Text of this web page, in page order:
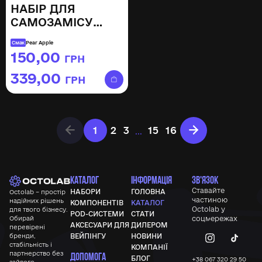
НАБІР ДЛЯ
САМОЗАМІСУ
OCTOBAR NFT
PEAR APPLE, 30ML
Смак Pear Apple
150,00 ГРН
–
339,00 ГРН
1 2 3 … 15 16
Octolab – простір
надійних рішень
для твого бізнесу.
Обирай
перевірені
бренди,
стабільність і
партнерство без
КАТАЛОГ
НАБОРИ
КОМПОНЕНТІВ
POD-СИСТЕМИ
АКСЕСУАРИ ДЛЯ
ВЕЙПІНГУ
ДОПОМОГА
ІНФОРМАЦІЯ
ГОЛОВНА
КАТАЛОГ
СТАТИ
ДИЛЕРОМ
НОВИНИ
КОМПАНІЇ
БЛОГ
ЗВ'ЯЗОК
Ставайте
частиною
Octolab у
соцмережах
+38 067 320 29 50